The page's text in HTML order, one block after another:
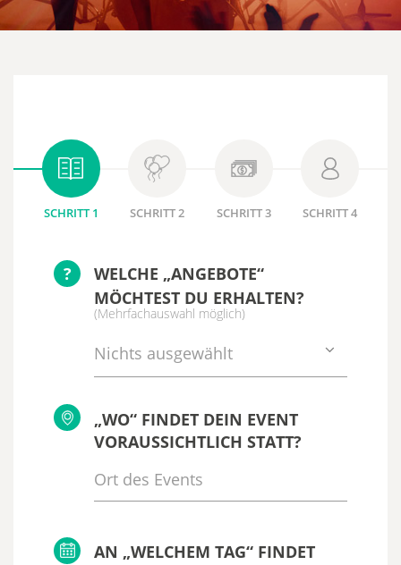
SCHRITT 1 SCHRITT 2 SCHRITT 3 SCHRITT 4
?
WELCHE „ANGEBOTE“
MÖCHTEST DU ERHALTEN?
(Mehrfachauswahl möglich)
Nichts ausgewählt
„WO“ FINDET DEIN EVENT
VORAUSSICHTLICH STATT?
AN „WELCHEM TAG“ FINDET